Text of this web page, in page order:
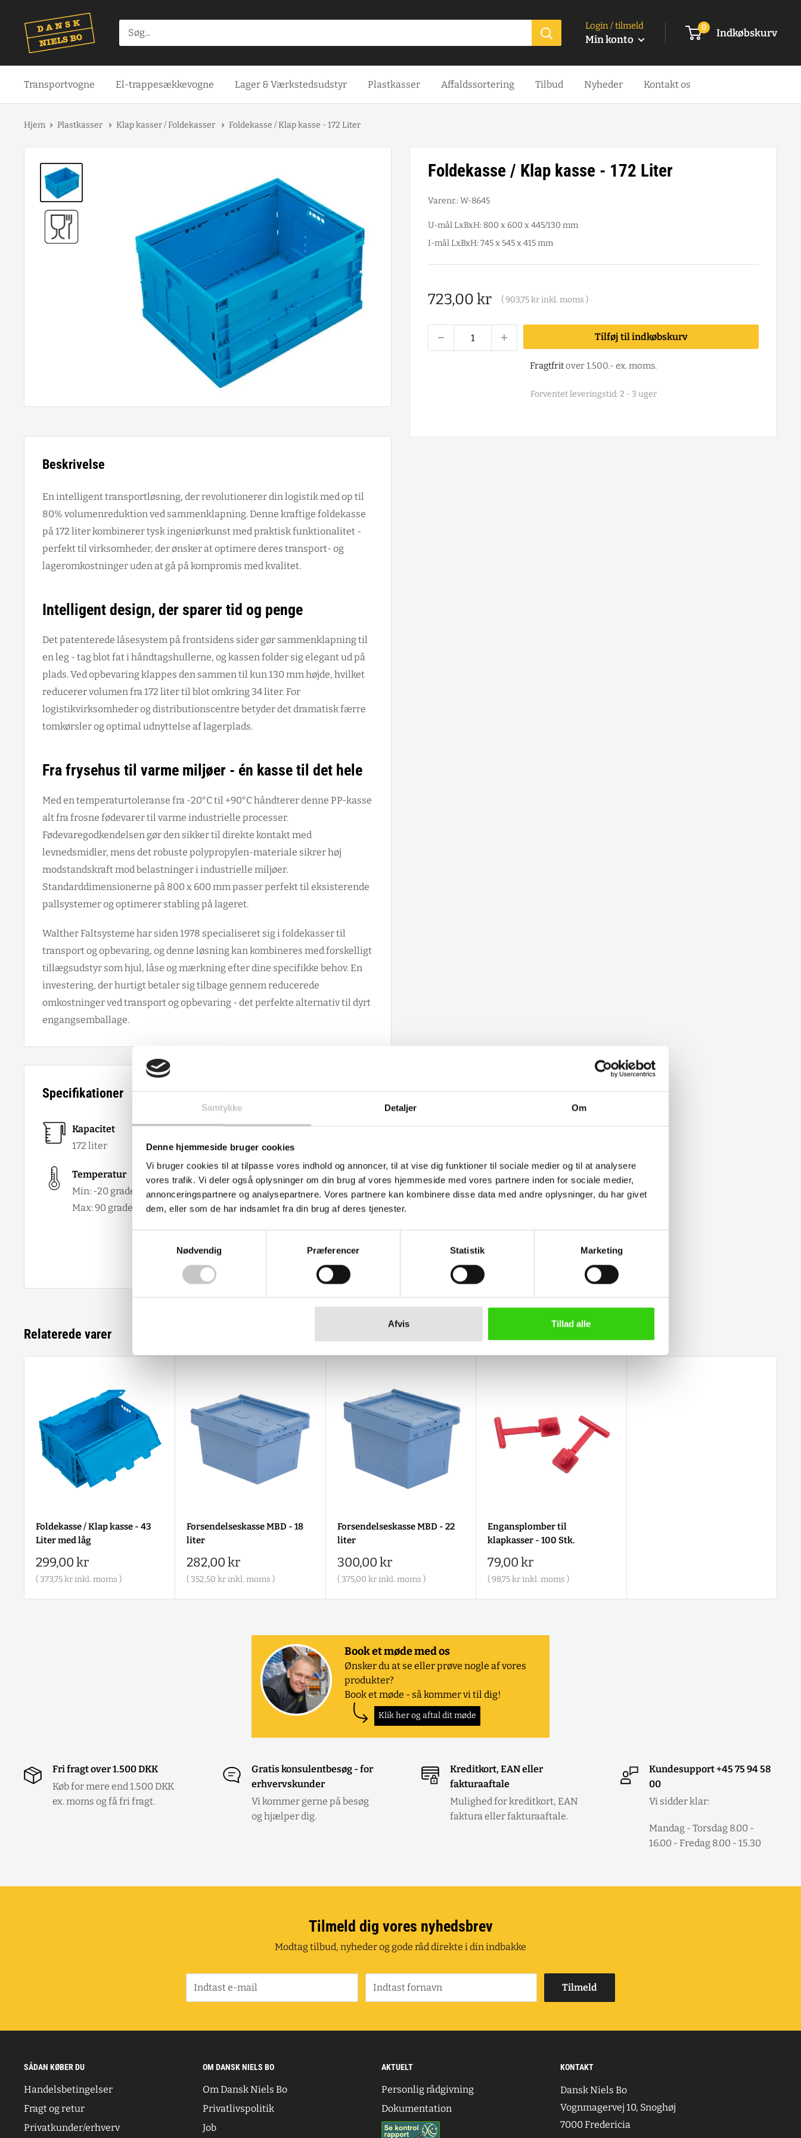
Samtykke Detaljer Om
Denne hjemmeside bruger cookies
Vi bruger cookies til at tilpasse vores indhold og annoncer, til at vise dig funktioner til sociale medier og til at analysere
vores trafik. Vi deler også oplysninger om din brug af vores hjemmeside med vores partnere inden for sociale medier,
annonceringspartnere og analysepartnere. Vores partnere kan kombinere disse data med andre oplysninger, du har givet
dem, eller som de har indsamlet fra din brug af deres tjenester.
Nødvendig
Præferencer Statistik Marketing
Afvis Tillad alle
indhold
Login / tilmeld
Min konto
0 Indkøbskurv
Transportvogne El-trappesækkevogne Lager & Værkstedsudstyr Plastkasser Affaldssortering Tilbud Nyheder Kontakt os
Hjem Plastkasser Klap kasser / Foldekasser Foldekasse / Klap kasse - 172 Liter
Foldekasse / Klap kasse - 172 Liter
Varenr.: W-8645
U-mål LxBxH: 800 x 600 x 445/130 mm
I-mål LxBxH: 745 x 545 x 415 mm
Salgspris
723,00 kr (903,75 krinkl. moms )
Tilføj til indkøbskurv
Fragtfritover 1.500.- ex. moms.
Forventet leveringstid: 2 - 3 uger
Beskrivelse
En intelligent transportløsning, der revolutionerer din logistik med op til
80% volumenreduktion ved sammenklapning. Denne kraftige foldekasse
på 172 liter kombinerer tysk ingeniørkunst med praktisk funktionalitet -
perfekt til virksomheder, der ønsker at optimere deres transport- og
lageromkostninger uden at gå på kompromis med kvalitet.
Intelligent design, der sparer tid og penge
Det patenterede låsesystem på frontsidens sider gør sammenklapning til
en leg - tag blot fat i håndtagshullerne, og kassen folder sig elegant ud på
plads. Ved opbevaring klappes den sammen til kun 130 mm højde, hvilket
reducerer volumen fra 172 liter til blot omkring 34 liter. For
logistikvirksomheder og distributionscentre betyder det dramatisk færre
tomkørsler og optimal udnyttelse af lagerplads.
Fra frysehus til varme miljøer - én kasse til det hele
Med en temperaturtoleranse fra -20°C til +90°C håndterer denne PP-kasse
alt fra frosne fødevarer til varme industrielle processer.
Fødevaregodkendelsen gør den sikker til direkte kontakt med
levnedsmidler, mens det robuste polypropylen-materiale sikrer høj
modstandskraft mod belastninger i industrielle miljøer.
Standarddimensionerne på 800 x 600 mm passer perfekt til eksisterende
pallsystemer og optimerer stabling på lageret.
Walther Faltsysteme har siden 1978 specialiseret sig i foldekasser til
transport og opbevaring, og denne løsning kan kombineres med forskelligt
tillægsudstyr som hjul, låse og mærkning efter dine specifikke behov. En
investering, der hurtigt betaler sig tilbage gennem reducerede
omkostninger ved transport og opbevaring - det perfekte alternativ til dyrt
engangsemballage.
Specifikationer
Kapacitet
172 liter
Temperatur
Min: -20 grader
Max:90 grader
Størrelse (L x b x h):
Ydre:800 x 600 x 445 mm
Indre:
745 x 545 x 415 mm
Materiale
Relaterede varer
Foldekasse / Klap kasse - 43
Liter med låg
Salgspris
299,00 kr
( 373,75 krinkl. moms )
Forsendelseskasse MBD - 18
liter
Salgspris
282,00 kr
( 352,50 krinkl. moms )
Forsendelseskasse MBD - 22
liter
Salgspris
300,00 kr
( 375,00 krinkl. moms )
Engansplomber til
klapkasser - 100 Stk.
Salgspris
79,00 kr
(98,75 krinkl. moms )
Book et møde med os
Ønsker du at se eller prøve nogle af vores
produkter?
Book et møde - så kommer vi til dig!
Klik her og aftal dit møde
Fri fragt over 1.500 DKK
Køb for mere end 1.500 DKK
ex. moms og få fri fragt.
Gratis konsulentbesøg - for
erhvervskunder
Vi kommer gerne på besøg
og hjælper dig.
Kreditkort, EAN eller
fakturaaftale
Mulighed for kreditkort, EAN
faktura eller fakturaaftale.
Kundesupport +45 75 94 58
00
Vi sidder klar:
Mandag - Torsdag 8.00 -
16.00 - Fredag 8.00 - 15.30
Tilmeld dig vores nyhedsbrev
Modtag tilbud, nyheder og gode råd direkte i din indbakke
Indtast e-mail Indtast fornavn Tilmeld
SÅDAN KØBER DU
Handelsbetingelser
Fragt og retur
Privatkunder/erhverv
OM DANSK NIELS BO
Om Dansk Niels Bo
Privatlivspolitik
Job
AKTUELT
Personlig rådgivning
Dokumentation
KONTAKT
Dansk Niels Bo
Vognmagervej 10, Snoghøj
7000 Fredericia